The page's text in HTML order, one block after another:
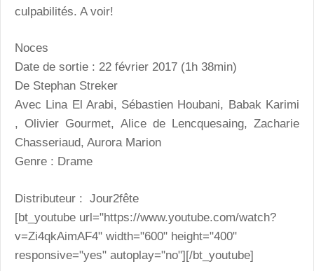
culpabilités. A voir!
Noces
Date de sortie : 22 février 2017 (1h 38min)
De Stephan Streker
Avec Lina El Arabi, Sébastien Houbani, Babak Karimi
, Olivier Gourmet, Alice de Lencquesaing, Zacharie
Chasseriaud, Aurora Marion
Genre : Drame
Distributeur : Jour2fête
[bt_youtube url="https://www.youtube.com/watch?
v=Zi4qkAimAF4" width="600" height="400"
responsive="yes" autoplay="no"][/bt_youtube]